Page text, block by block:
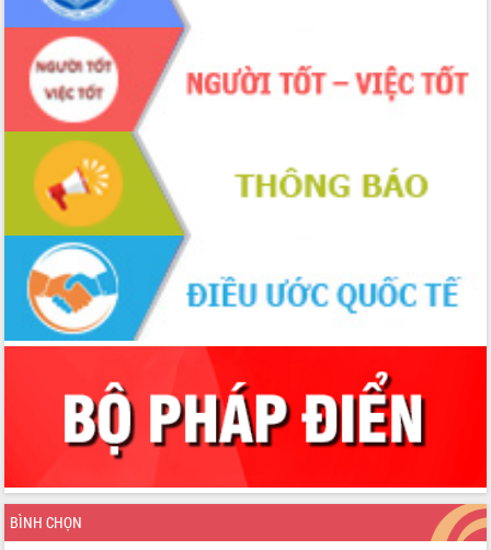
Định vị cà phê Việt Nam như một “di
sản sống” trong dòng chảy toàn cầu
Xây dựng nông thôn mới: Nâng cao đời
sống người dân từ những mô hình thiết
thực
Quyết liệt tháo gỡ vướng mắc, đẩy
nhanh tiến độ các dự án trọng điểm
trong Khu kinh tế Nam Phú Yên
Hòn Yến phát triển du lịch gắn với bảo
tồn biển
Lấy ý kiến điều chỉnh Quy hoạch tỉnh
Đắk Lắk thời kỳ 2021-2030, tầm nhìn
đến năm 2050
Phát động chiến dịch 30 ngày đêm
giải phóng mặt bằng Tuyến đường bộ
Đắk Lắk nỗ lực thúc đẩy tăng trưởng
kinh tế từ 10% trở lên trong Quý
chuyển đổi số giai đoạn 2026 – 2030
với Tập đoàn Bưu chính Viễn thông
Việt Nam
BÌNH CHỌN